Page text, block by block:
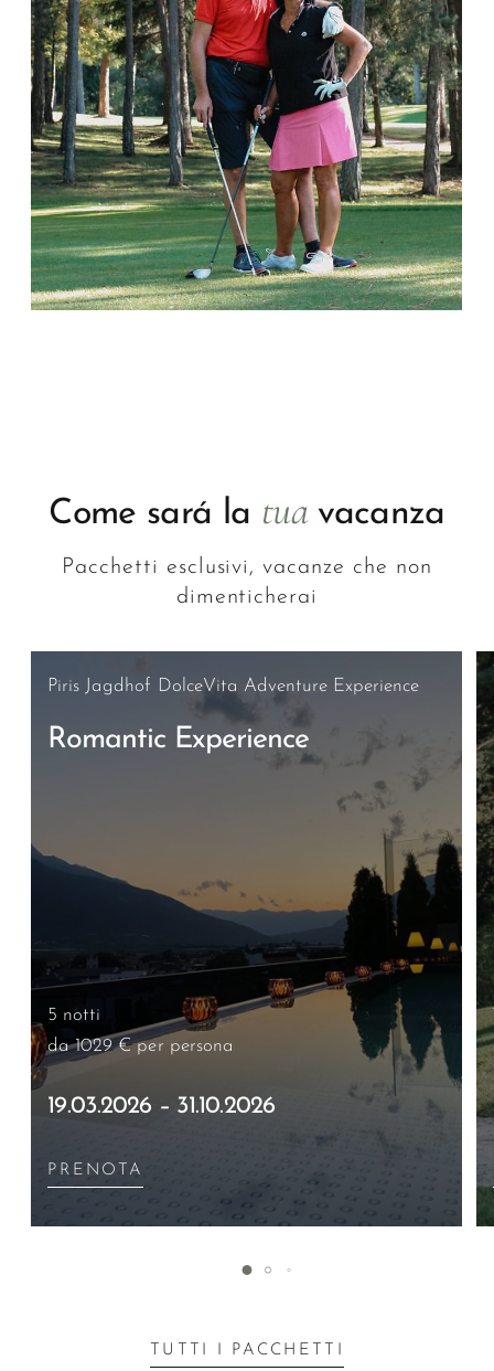
Come sará la tuavacanza
Pacchetti esclusivi, vacanze che non
dimenticherai
Piris Jagdhof DolceVita Adventure Experience
Romantic Experience
5 notti
da 1029 €per persona
19.03.2026 – 31.10.2026
PRENOTA
TUTTI I PACCHETTI